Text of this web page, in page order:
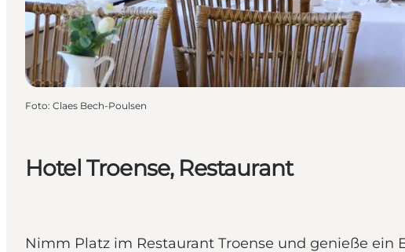
Hotel Troense, Restaurant
Nimm Platz im Restaurant Troense und genieße ein
Foto: Claes Bech-Poulsen